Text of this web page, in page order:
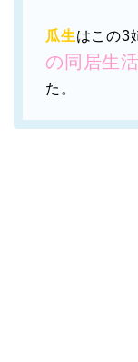
瓜生はこの3
の同居生活
た。